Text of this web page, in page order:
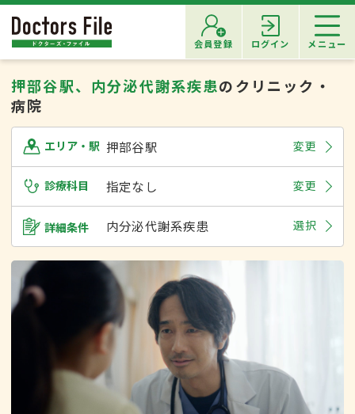
会員登録 ログイン メニュー
押部谷駅、内分泌代謝系疾患のクリニック・
病院
エリア・駅 押部谷駅 変更
診療科目 指定なし 変更
詳細条件 内分泌代謝系疾患 選択